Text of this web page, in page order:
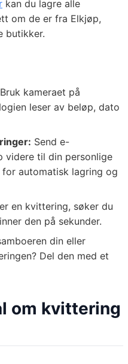
kan du lagre alle
om de er fra Elkjøp,
butikker.
Bruk kameraet på
leser av beløp, dato
Send e-
videre til din personlige
automatisk lagring og
en kvittering, søker du
den på sekunder.
din eller
Del den med et
om kvittering